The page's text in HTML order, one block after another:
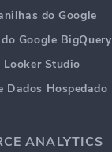
do Google
Google BigQuery
Studio
Dados Hospedado
ANALYTICS